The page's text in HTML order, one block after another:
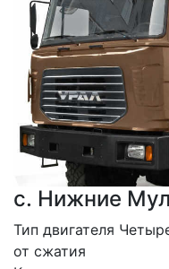
с. Нижние
Тип двигателя
от сжатия